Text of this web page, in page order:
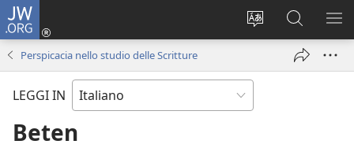
JW.ORG
Modificare
Accedi
(apre
finestra)
Cerca
in
JW.ORG
Perspicacia nello studio delle Scritture
LEGGI IN
Beten